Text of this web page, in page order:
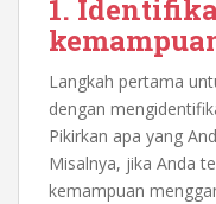
1.
Langkah pertama
dengan
Pikirkan apa yang
Misalnya, jika Anda
kemampuan